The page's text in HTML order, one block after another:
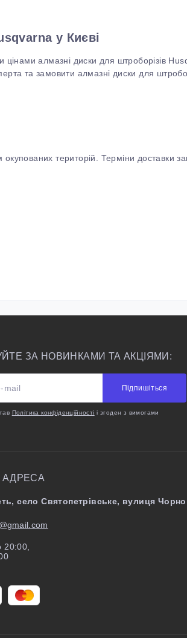
у Києві
алмазні диски для штроборізів
та замовити алмазні диски для
територій. Терміни доставки
ЗА НОВИНКАМИ ТА АКЦІЯМИ:
Підпишіться
Політика конфіденційності і згоден з вимогами
АДРЕСА
село Святопетрівське, вулиця
20:00,